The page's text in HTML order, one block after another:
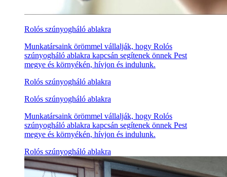
Rolós szúnyogháló ablakra
Munkatársaink örömmel vállalják, hogy Rolós
szúnyogháló ablakra kapcsán segítenek önnek Pest
megye és környékén, hívjon és indulunk.
Rolós szúnyogháló ablakra
Rolós szúnyogháló ablakra
Munkatársaink örömmel vállalják, hogy Rolós
szúnyogháló ablakra kapcsán segítenek önnek Pest
megye és környékén, hívjon és indulunk.
Rolós szúnyogháló ablakra